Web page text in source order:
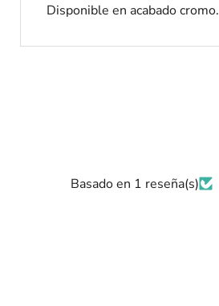
Disponible en acabado cromo.
Basado en 1 reseña(s)